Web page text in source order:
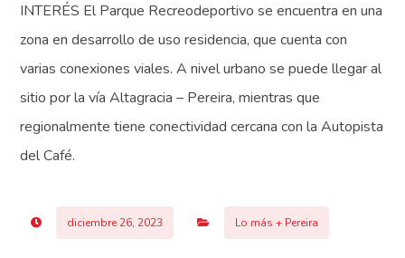
INTERÉS El Parque Recreodeportivo se encuentra en una
zona en desarrollo de uso residencia, que cuenta con
varias conexiones viales. A nivel urbano se puede llegar al
sitio por la vía Altagracia – Pereira, mientras que
regionalmente tiene conectividad cercana con la Autopista
del Café.
diciembre 26, 2023 Lo más + Pereira